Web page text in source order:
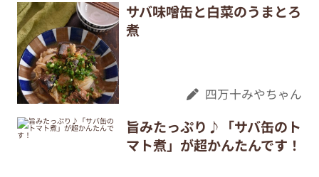
サバ味噌缶と白菜のうまとろ
煮
四万十みやちゃん
旨みたっぷり♪「サバ缶のト
マト煮」が超かんたんです！